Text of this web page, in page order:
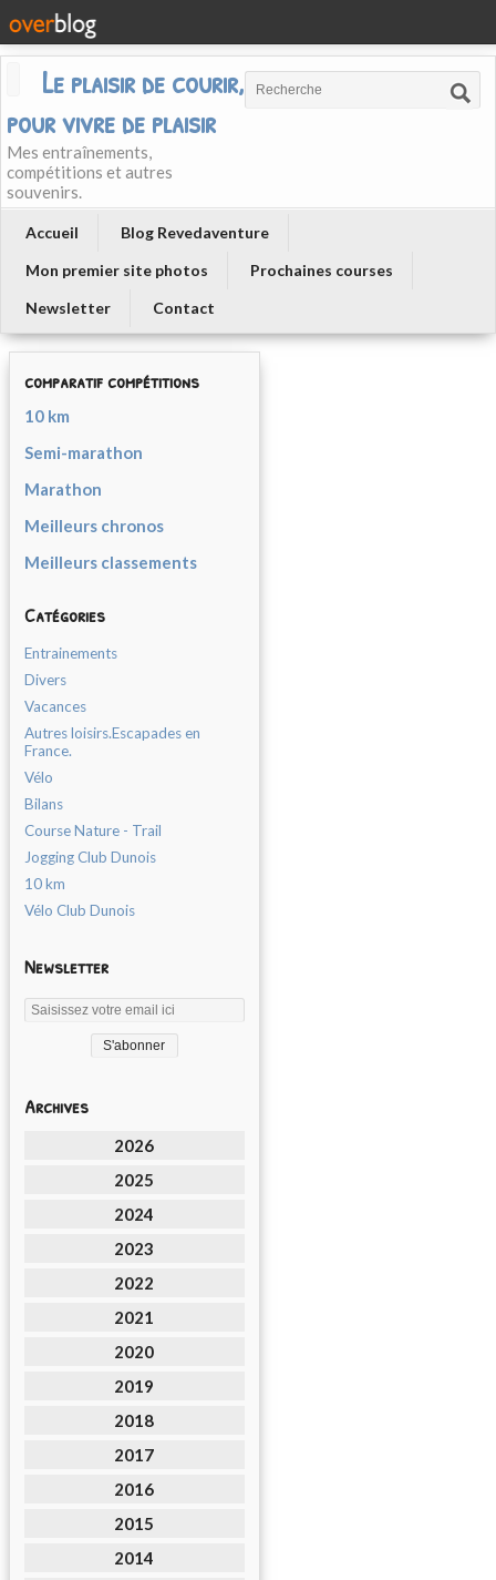
Le plaisir de courir, courir
pour vivre de plaisir
Mes entraînements,
compétitions et autres
souvenirs.
Accueil
Blog Revedaventure
Mon premier site photos
Prochaines courses
Newsletter
Contact
comparatif compétitions
10 km
Semi-marathon
Marathon
Meilleurs chronos
Meilleurs classements
Catégories
Entrainements
Divers
Vacances
Autres loisirs.Escapades en
France.
Vélo
Bilans
Course Nature - Trail
Jogging Club Dunois
10 km
Vélo Club Dunois
Newsletter
Archives
2026
2025
2024
2023
2022
2021
2020
2019
2018
2017
2016
2015
2014